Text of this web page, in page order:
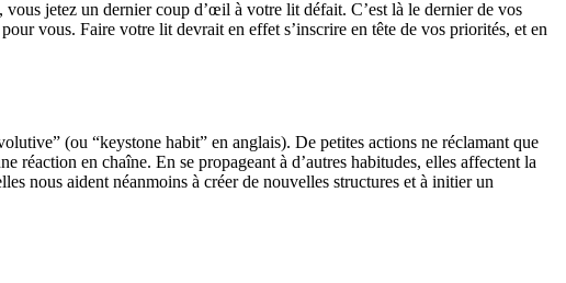
jetez un dernier coup d’œil à votre lit défait. C’est là le dernier de vos
vous. Faire votre lit devrait en effet s’inscrire en tête de vos priorités, et en
(ou “keystone habit” en anglais). De petites actions ne réclamant que
réaction en chaîne. En se propageant à d’autres habitudes, elles affectent la
nous aident néanmoins à créer de nouvelles structures et à initier un